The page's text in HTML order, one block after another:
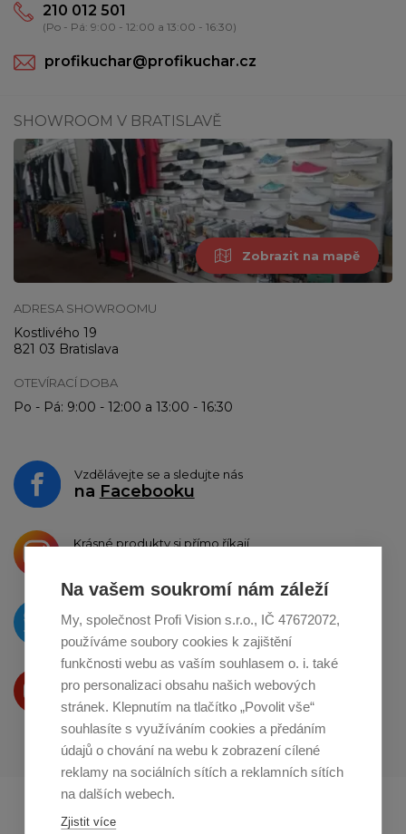
Na vašem soukromí nám záleží
My, společnost Profi Vision s.r.o., IČ 47672072,
používáme soubory cookies k zajištění
funkčnosti webu as vaším souhlasem o. i. také
pro personalizaci obsahu našich webových
stránek. Klepnutím na tlačítko „Povolit vše“
souhlasíte s využíváním cookies a předáním
údajů o chování na webu k zobrazení cílené
reklamy na sociálních sítích a reklamních sítích
na dalších webech.
Zjistit více
210 012 501
(Po - Pá: 9:00 - 12:00 a 13:00 - 16:30)
profikuchar@profikuchar.cz
SHOWROOM V BRATISLAVĚ
Zobrazit na mapě
ADRESA SHOWROOMU
Kostlivého 19
821 03 Bratislava
OTEVÍRACÍ DOBA
Po - Pá: 9:00 - 12:00 a 13:00 - 16:30
Vzdělávejte se a sledujte nás
na Facebooku
Krásné produkty si přímo říkají
O novinkách píšeme
naTwitteru
Produkty Vám představujeme
na Youtube
Profikuchar.sk